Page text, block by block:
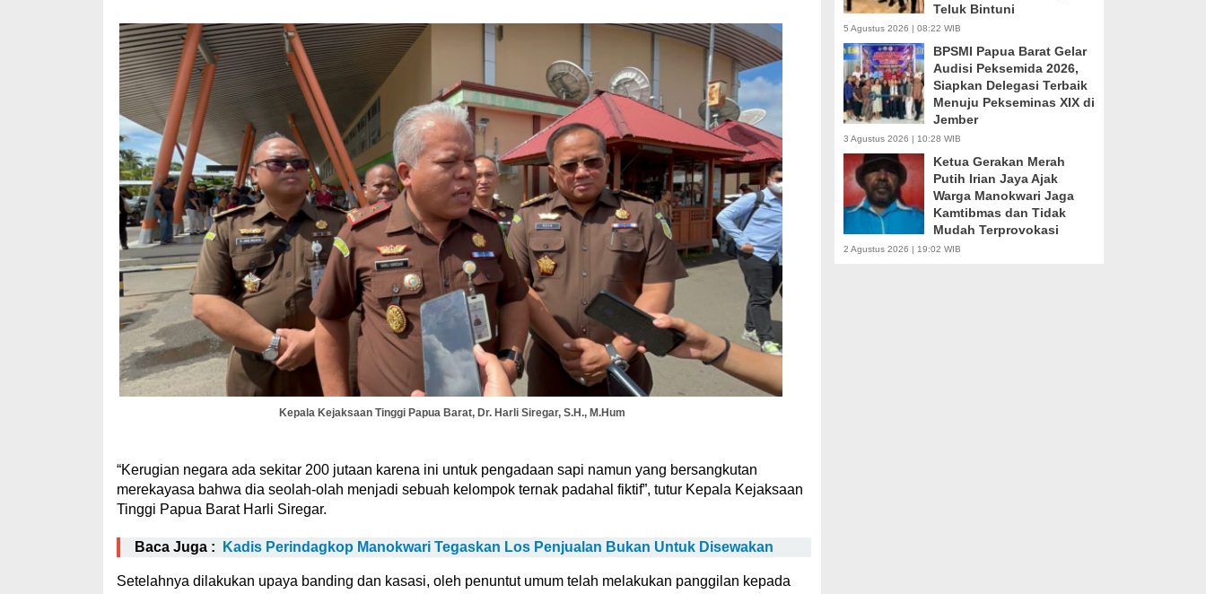
Kepala Kejaksaan Tinggi Papua Barat, Dr. Harli Siregar, S.H., M.Hum
“Kerugian negara ada sekitar 200 jutaan karena ini untuk pengadaan sapi namun yang bersangkutan
merekayasa bahwa dia seolah-olah menjadi sebuah kelompok ternak padahal fiktif”, tutur Kepala Kejaksaan
Tinggi Papua Barat Harli Siregar.
Baca Juga : Kadis Perindagkop Manokwari Tegaskan Los Penjualan Bukan Untuk Disewakan
Setelahnya dilakukan upaya banding dan kasasi, oleh penuntut umum telah melakukan panggilan kepada
Teluk Bintuni
5 Agustus 2026 | 08:22 WIB
BPSMI Papua Barat Gelar
Audisi Peksemida 2026,
Siapkan Delegasi Terbaik
Menuju Pekseminas XIX di
Jember
3 Agustus 2026 | 10:28 WIB
Ketua Gerakan Merah
Putih Irian Jaya Ajak
Warga Manokwari Jaga
Kamtibmas dan Tidak
Mudah Terprovokasi
2 Agustus 2026 | 19:02 WIB